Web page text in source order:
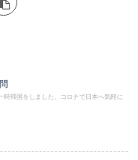
時帰国をしました。コロナで日本へ気軽に